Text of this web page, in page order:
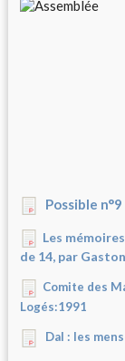
Possible n°9
Les
de 14, par
Comite des
Logés:1991
Dal : les